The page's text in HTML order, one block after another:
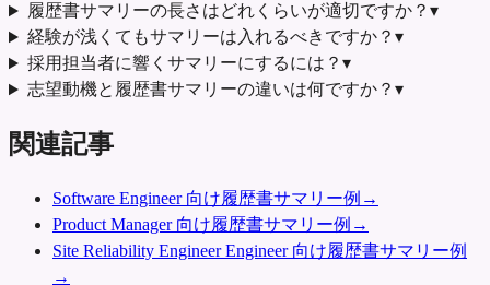
履歴書サマリーの長さはどれくらいが適切ですか？ ▾
経験が浅くてもサマリーは入れるべきですか？ ▾
採用担当者に響くサマリーにするには？ ▾
志望動機と履歴書サマリーの違いは何ですか？ ▾
関連記事
Software Engineer 向け履歴書サマリー例 →
Product Manager 向け履歴書サマリー例 →
Site Reliability Engineer Engineer 向け履歴書サマリー例
→